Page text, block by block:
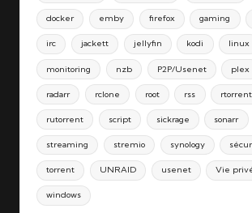
docker emby firefox gaming
irc jackett jellyfin kodi linux
monitoring nzb P2P/Usenet plex
radarr rclone root rss rtorrent
rutorrent script sickrage sonarr
streaming stremio synology
torrent UNRAID usenet Vie
windows